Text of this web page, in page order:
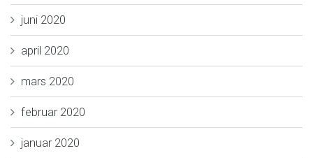
juni 2020
april 2020
mars 2020
februar 2020
januar 2020